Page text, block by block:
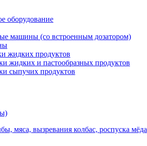
оборудование
машины (со встроенным дозатором)
жидких продуктов
жидких и пастообразных продуктов
сыпучих продуктов
мяса, вызревания колбас, роспуска мёда